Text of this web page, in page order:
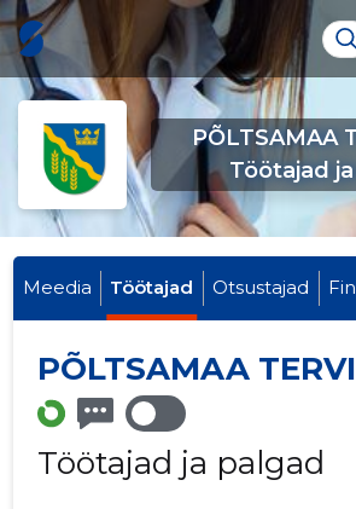
PÕLTSAMAA
Töötajad
Meedia Töötajad Otsustajad
PÕLTSAMAA
Töötajad ja palgad